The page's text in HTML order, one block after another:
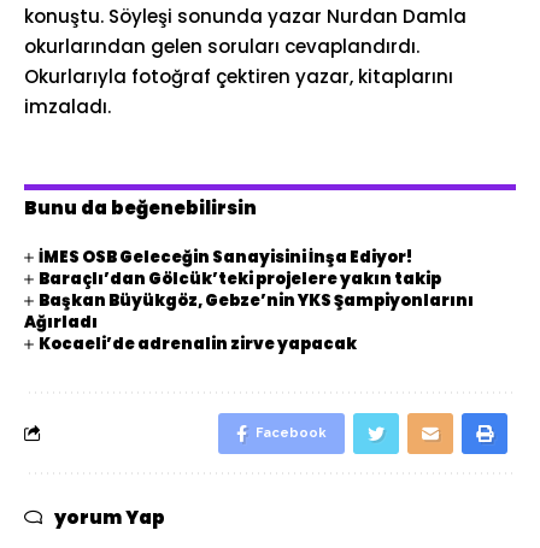
konuştu. Söyleşi sonunda yazar Nurdan Damla
okurlarından gelen soruları cevaplandırdı.
Okurlarıyla fotoğraf çektiren yazar, kitaplarını
imzaladı.
Bunu da beğenebilirsin
İMES OSB Geleceğin Sanayisini İnşa Ediyor!
Baraçlı’dan Gölcük’teki projelere yakın takip
Başkan Büyükgöz, Gebze’nin YKS Şampiyonlarını
Ağırladı
Kocaeli’de adrenalin zirve yapacak
Facebook
yorum Yap